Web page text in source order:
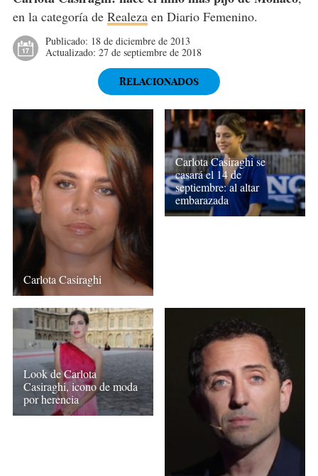
en la categoría de Realezaen Diario Femenino.
Publicado: 18 de diciembre de 2013
Actualizado: 27 de septiembre de 2018
RELACIONADOS
Carlota Casiraghi
Carlota Casiraghi se
casará el 14 de
septiembre: al altar
embarazada
Look de Carlota
Casiraghi, icono de moda
por herencia